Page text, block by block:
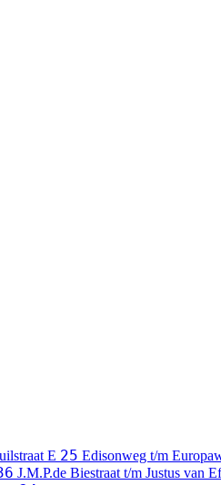
E 25 Edisonweg t/m
J.M.P.de Biestraat t/m Justus van